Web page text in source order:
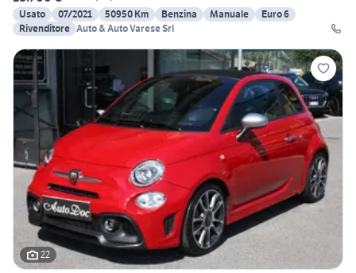
Usato
07/2021 50950 Km Benzina Manuale
Euro 6
Rivenditore Auto & Auto Varese Srl
22